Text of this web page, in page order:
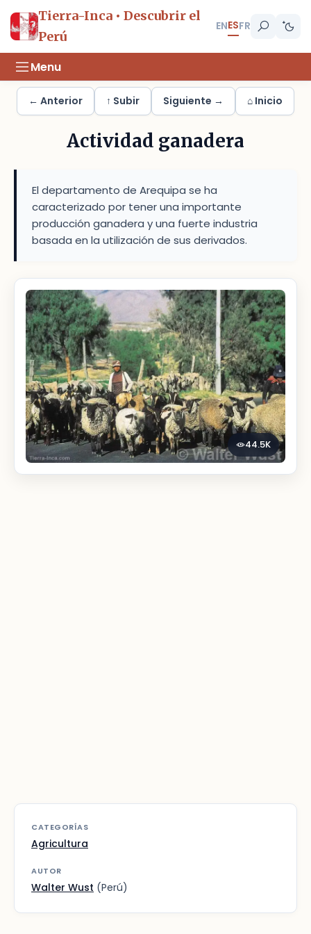
Tierra-Inca • Descubrir el
Perú
ENESFR
Menu
← Anterior ↑ Subir Siguiente → ⌂ Inicio
Actividad ganadera
El departamento de Arequipa se ha
caracterizado por tener una importante
producción ganadera y una fuerte industria
basada en la utilización de sus derivados.
44.5K
CATEGORÍAS
Agricultura
AUTOR
Walter Wust (Perú)